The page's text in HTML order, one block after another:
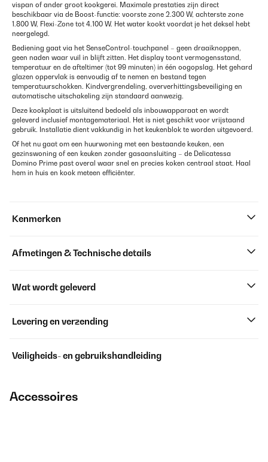
vispan of ander groot kookgerei. Maximale prestaties zijn direct
beschikbaar via de Boost-functie: voorste zone 2.300 W, achterste zone
1.800 W, Flexi-Zone tot 4.100 W. Het water kookt voordat je het deksel hebt
neergelegd.
Bediening gaat via het SenseControl-touchpanel – geen draaiknoppen,
geen naden waar vuil in blijft zitten. Het display toont vermogensstand,
temperatuur en de afteltimer (tot 99 minuten) in één oogopslag. Het gehard
glazen oppervlak is eenvoudig af te nemen en bestand tegen
temperatuurschokken. Kindvergrendeling, oververhittingsbeveiliging en
automatische uitschakeling zijn standaard aanwezig.
Deze kookplaat is uitsluitend bedoeld als inbouwapparaat en wordt
geleverd inclusief montagemateriaal. Het is niet geschikt voor vrijstaand
gebruik. Installatie dient vakkundig in het keukenblok te worden uitgevoerd.
Of het nu gaat om een huurwoning met een bestaande keuken, een
gezinswoning of een keuken zonder gasaansluiting – de Delicatessa
Domino Prime past overal waar snel en precies koken centraal staat. Haal
hem in huis en kook meteen efficiënter.
Kenmerken
Afmetingen & Technische details
Wat wordt geleverd
Levering en verzending
Veiligheids- en gebruikshandleiding
Accessoires